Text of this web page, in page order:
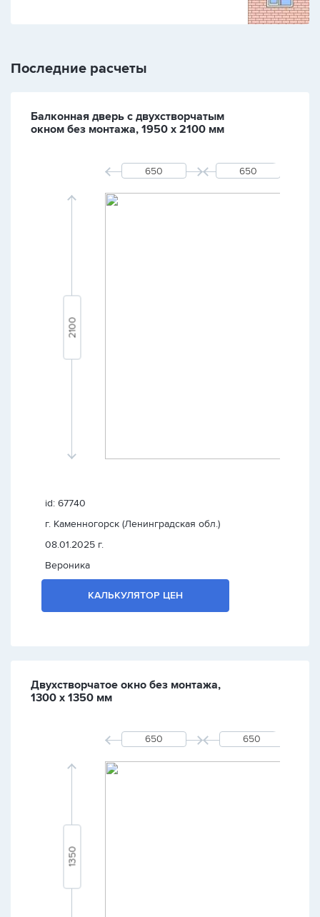
Последние расчеты
Балконная дверь с двухстворчатым
окном без монтажа, 1950 х 2100 мм
id: 67740
г. Каменногорск (Ленинградская обл.)
08.01.2025 г.
Вероника
КАЛЬКУЛЯТОР ЦЕН
Двухстворчатое окно без монтажа,
1300 х 1350 мм